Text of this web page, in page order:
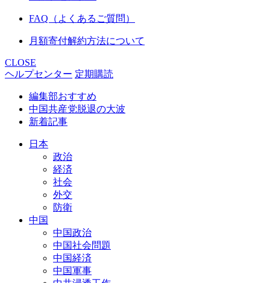
FAQ（よくあるご質問）
月額寄付解約方法について
CLOSE
ヘルプセンター 定期購読
編集部おすすめ
中国共産党脱退の大波
新着記事
日本
政治
経済
社会
外交
防衛
中国
中国政治
中国社会問題
中国経済
中国軍事